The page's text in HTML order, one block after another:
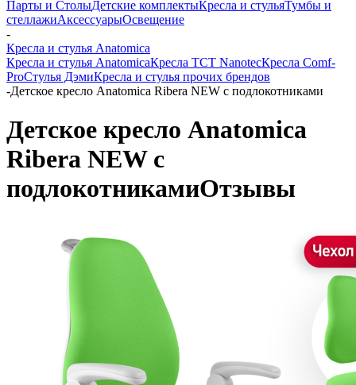
Парты и СтолыДетские комплектыКресла и стульяТумбы и
стеллажиАксессуарыОсвещение
-
Кресла и стулья Anatomica
Кресла и стулья AnatomicaКресла TCT NanotecКресла Comf-
ProСтулья ДэмиКресла и стулья прочих брендов
-Детское кресло Anatomica Ribera NEW с подлокотниками
Детское кресло Anatomica
Ribera NEW с
подлокотникамиОтзывы